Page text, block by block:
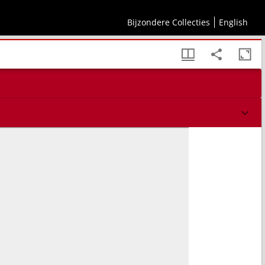
Bijzondere Collecties English
cu[m] duabus Epistolis, non minus pijs atque eruditis. Indicem generalem, et etiam